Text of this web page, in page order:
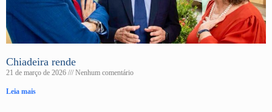
Chiadeira rende
21 de março de 2026 Nenhum comentário
Leia mais